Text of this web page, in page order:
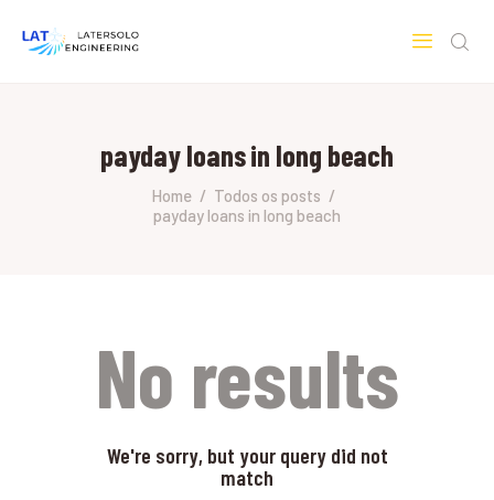
payday loans in long beach
Home
Todos os posts
payday loans in long beach
HOME
SOBRE A LATERSOLO
ENGINEERING
No results
We're sorry, but your query did not
match